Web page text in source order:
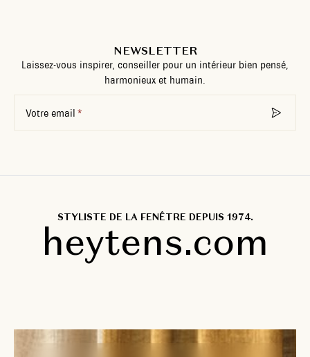
NEWSLETTER
Laissez-vous inspirer, conseiller pour un intérieur bien pensé,
harmonieux et humain.
Votre email
STYLISTE DE LA FENÊTRE DEPUIS 1974.
heytens.com